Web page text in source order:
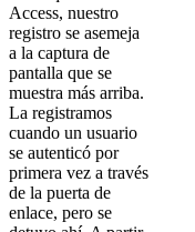
Access, nuestro
registro se asemeja
a la captura de
pantalla que se
muestra más arriba.
La registramos
cuando un usuario
se autenticó por
primera vez a través
de la puerta de
enlace, pero se